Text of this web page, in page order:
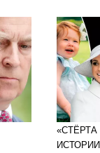
«СТЁРТА
ИСТОРИИ